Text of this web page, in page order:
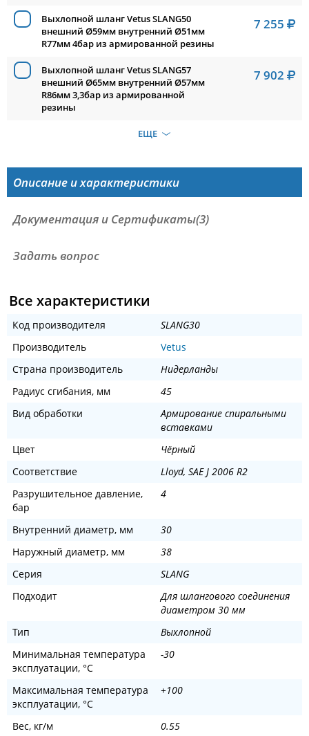
Выхлопной шланг Vetus SLANG50
внешний Ø59мм внутренний Ø51мм
R77мм 4бар из армированной резины
7 255
Выхлопной шланг Vetus SLANG57
внешний Ø65мм внутренний Ø57мм
R86мм 3,3бар из армированной
резины
7 902
ЕЩЕ
Описание и характеристики
Документация и Сертификаты(3)
Задать вопрос
Все характеристики
Код производителя
SLANG30
Производитель
Vetus
Страна производитель
Нидерланды
Радиус сгибания, мм
45
Вид обработки
Армирование спиральными
вставками
Цвет
Чёрный
Соответствие
Lloyd, SAE J 2006 R2
Разрушительное давление,
бар
4
Внутренний диаметр, мм
30
Наружный диаметр, мм
38
Серия
SLANG
Подходит
Для шлангового соединения
диаметром 30 мм
Тип
Выхлопной
Минимальная температура
эксплуатации, °C
-30
Максимальная температура
эксплуатации, °C
+100
Вес, кг/м
0.55